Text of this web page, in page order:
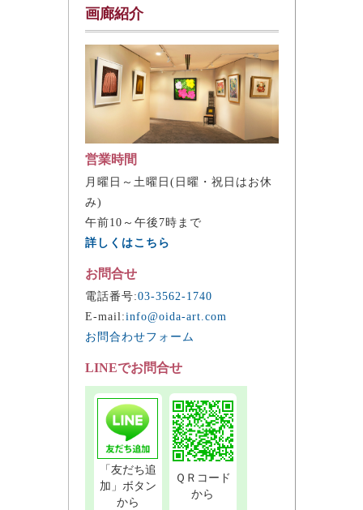
画廊紹介
営業時間
月曜日～土曜日(日曜・祝日はお休
み)
午前10～午後7時まで
詳しくはこちら
お問合せ
電話番号:03-3562-1740
E-mail:info@oida-art.com
お問合わせフォーム
LINEでお問合せ
「友だち追
加」ボタン
から
ＱＲコード
から